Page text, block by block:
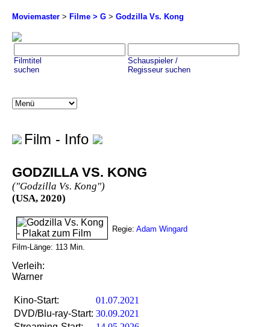
Moviemaster > Filme > G > Godzilla Vs. Kong
Filmtitel
suchen
Schauspieler /
Regisseur suchen
Film - Info
GODZILLA VS. KONG
("Godzilla Vs. Kong")
(USA, 2020)
Regie: Adam Wingard
Film-Länge: 113 Min.
Verleih:
Warner
Kino-Start:
01.07.2021
DVD/Blu-ray-Start: 30.09.2021